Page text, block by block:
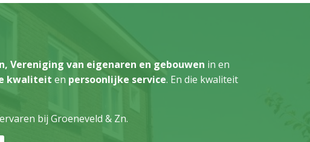
Vereniging van eigenaren en gebouwen in en
kwaliteit en persoonlijke service. En die kwaliteit
bij Groeneveld & Zn.